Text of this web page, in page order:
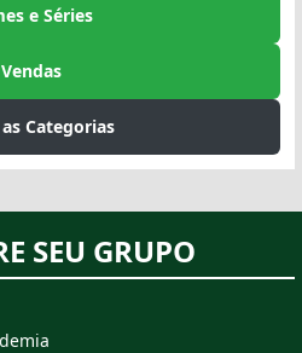
e Séries
Vendas
Categorias
SEU GRUPO